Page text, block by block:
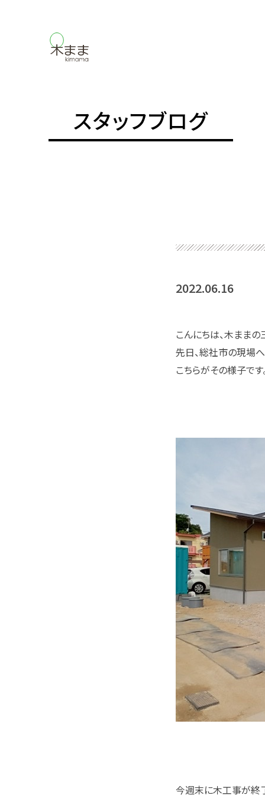
スタッフブログ
2022.06.16
こんにちは、木ままの
先日、総社市の現場
こちらがその様子です
今週末に木工事が終